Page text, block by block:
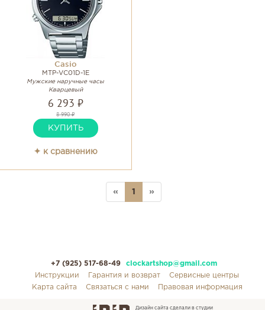
Casio
MTP-VC01D-1E
Мужские наручные часы
Кварцевый
6 293 ₽
8 990 ₽
КУПИТЬ
✦ к сравнению
« 1 »
+7 (925) 517-68-49
clockartshop@gmail.com
Инструкции
Гарантия и возврат
Сервисные центры
Карта сайта
Связаться с нами Правовая информация
Дизайн сайта сделали в студии